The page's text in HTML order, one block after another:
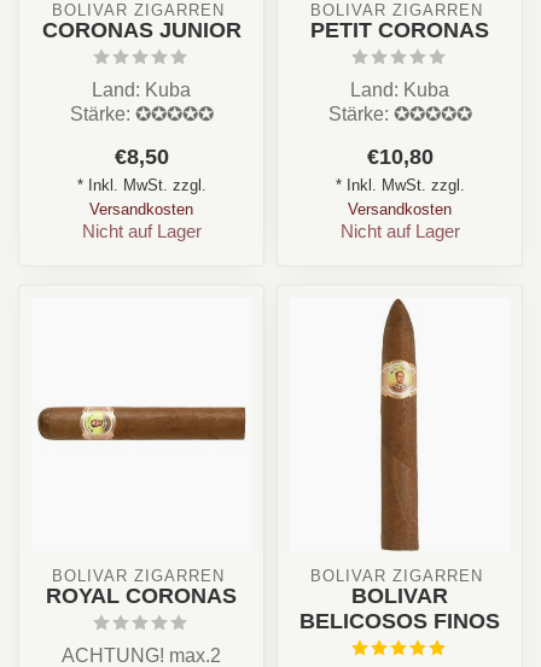
BOLIVAR ZIGARREN
CORONAS JUNIOR
Land: Kuba
Stärke: ✪✪✪✪✪
Pfeffer, Cremig,
Format : Petit...
€8,50
* Inkl. MwSt. zzgl.
Versandkosten
Nicht auf Lager
BOLIVAR ZIGARREN
PETIT CORONAS
Land: Kuba
Stärke: ✪✪✪✪✪
Leder, Cremig, Nuss,
Würzig
Form...
€10,80
* Inkl. MwSt. zzgl.
Versandkosten
Nicht auf Lager
BOLIVAR ZIGARREN
ROYAL CORONAS
ACHTUNG! max.2
BOLIVAR ZIGARREN
BOLIVAR
BELICOSOS FINOS